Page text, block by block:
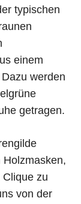
typischen
einem
werden
getragen.
zu
von der